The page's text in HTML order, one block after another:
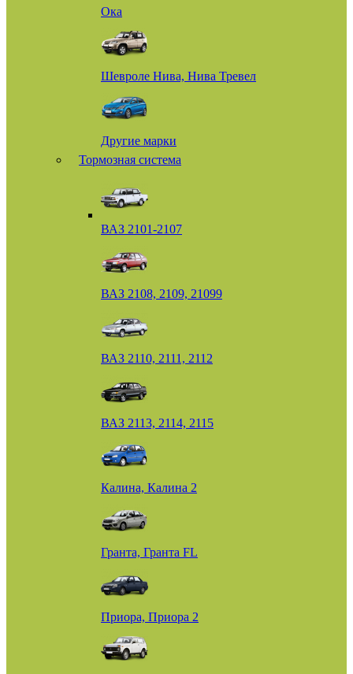
Ока
Шевроле Нива, Нива Тревел
Другие марки
Тормозная система
ВАЗ 2101-2107
ВАЗ 2108, 2109, 21099
ВАЗ 2110, 2111, 2112
ВАЗ 2113, 2114, 2115
Калина, Калина 2
Гранта, Гранта FL
Приора, Приора 2